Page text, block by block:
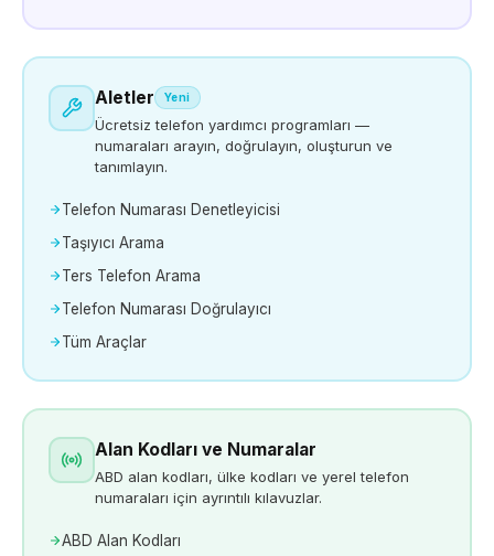
Aletler Yeni
Ücretsiz telefon yardımcı programları —
numaraları arayın, doğrulayın, oluşturun ve
tanımlayın.
Telefon Numarası Denetleyicisi
Taşıyıcı Arama
Ters Telefon Arama
Telefon Numarası Doğrulayıcı
Tüm Araçlar
Alan Kodları ve Numaralar
ABD alan kodları, ülke kodları ve yerel telefon
numaraları için ayrıntılı kılavuzlar.
ABD Alan Kodları